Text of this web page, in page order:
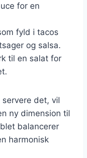
for en
fyld i tacos
og salsa.
til en salat for
det, vil
ny dimension til
balancerer
harmonisk